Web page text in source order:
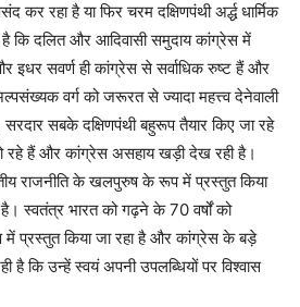
कर रहा है या फिर चरम दक्षिणपंथी अर्द्ध धार्मिक
है कि दलित और आदिवासी समुदाय कांग्रेस में
इधर सवर्ण ही कांग्रेस से सर्वाधिक रुष्ट हैं और
वर्ग को जरूरत से ज्यादा महत्त्व देनेवाली
सरदार सबके दक्षिणपंथी बहुरूप तैयार किए जा रहे
रहे हैं और कांग्रेस असहाय खड़ी देख रही है।
राजनीति के खलपुरुष के रूप में प्रस्तुत किया
स्वतंत्र भारत को गढ़ने के 70 वर्षों को
प्रस्तुत किया जा रहा है और कांग्रेस के बड़े
है कि उन्हें स्वयं अपनी उपलब्धियों पर विश्वास